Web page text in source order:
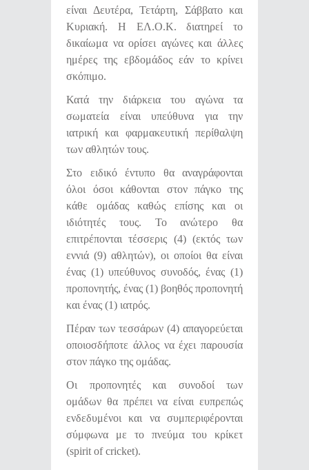
είναι Δευτέρα, Τετάρτη, Σάββατο και
Κυριακή. Η ΕΛ.Ο.Κ. διατηρεί το
δικαίωμα να ορίσει αγώνες και άλλες
ημέρες της εβδομάδος εάν το κρίνει
σκόπιμο.
Κατά την διάρκεια του αγώνα τα
σωματεία είναι υπεύθυνα για την
ιατρική και φαρμακευτική περίθαλψη
των αθλητών τους.
Στο ειδικό έντυπο θα αναγράφονται
όλοι όσοι κάθονται στον πάγκο της
κάθε ομάδας καθώς επίσης και οι
ιδιότητές τους. Το ανώτερο θα
επιτρέπονται τέσσερις (4) (εκτός των
εννιά (9) αθλητών), οι οποίοι θα είναι
ένας (1) υπεύθυνος συνοδός, ένας (1)
προπονητής, ένας (1) βοηθός προπονητή
και ένας (1) ιατρός.
Πέραν των τεσσάρων (4) απαγορεύεται
οποιοσδήποτε άλλος να έχει παρουσία
στον πάγκο της ομάδας.
Οι προπονητές και συνοδοί των
ομάδων θα πρέπει να είναι ευπρεπώς
ενδεδυμένοι και να συμπεριφέρονται
σύμφωνα με το πνεύμα του κρίκετ
(spirit of cricket).